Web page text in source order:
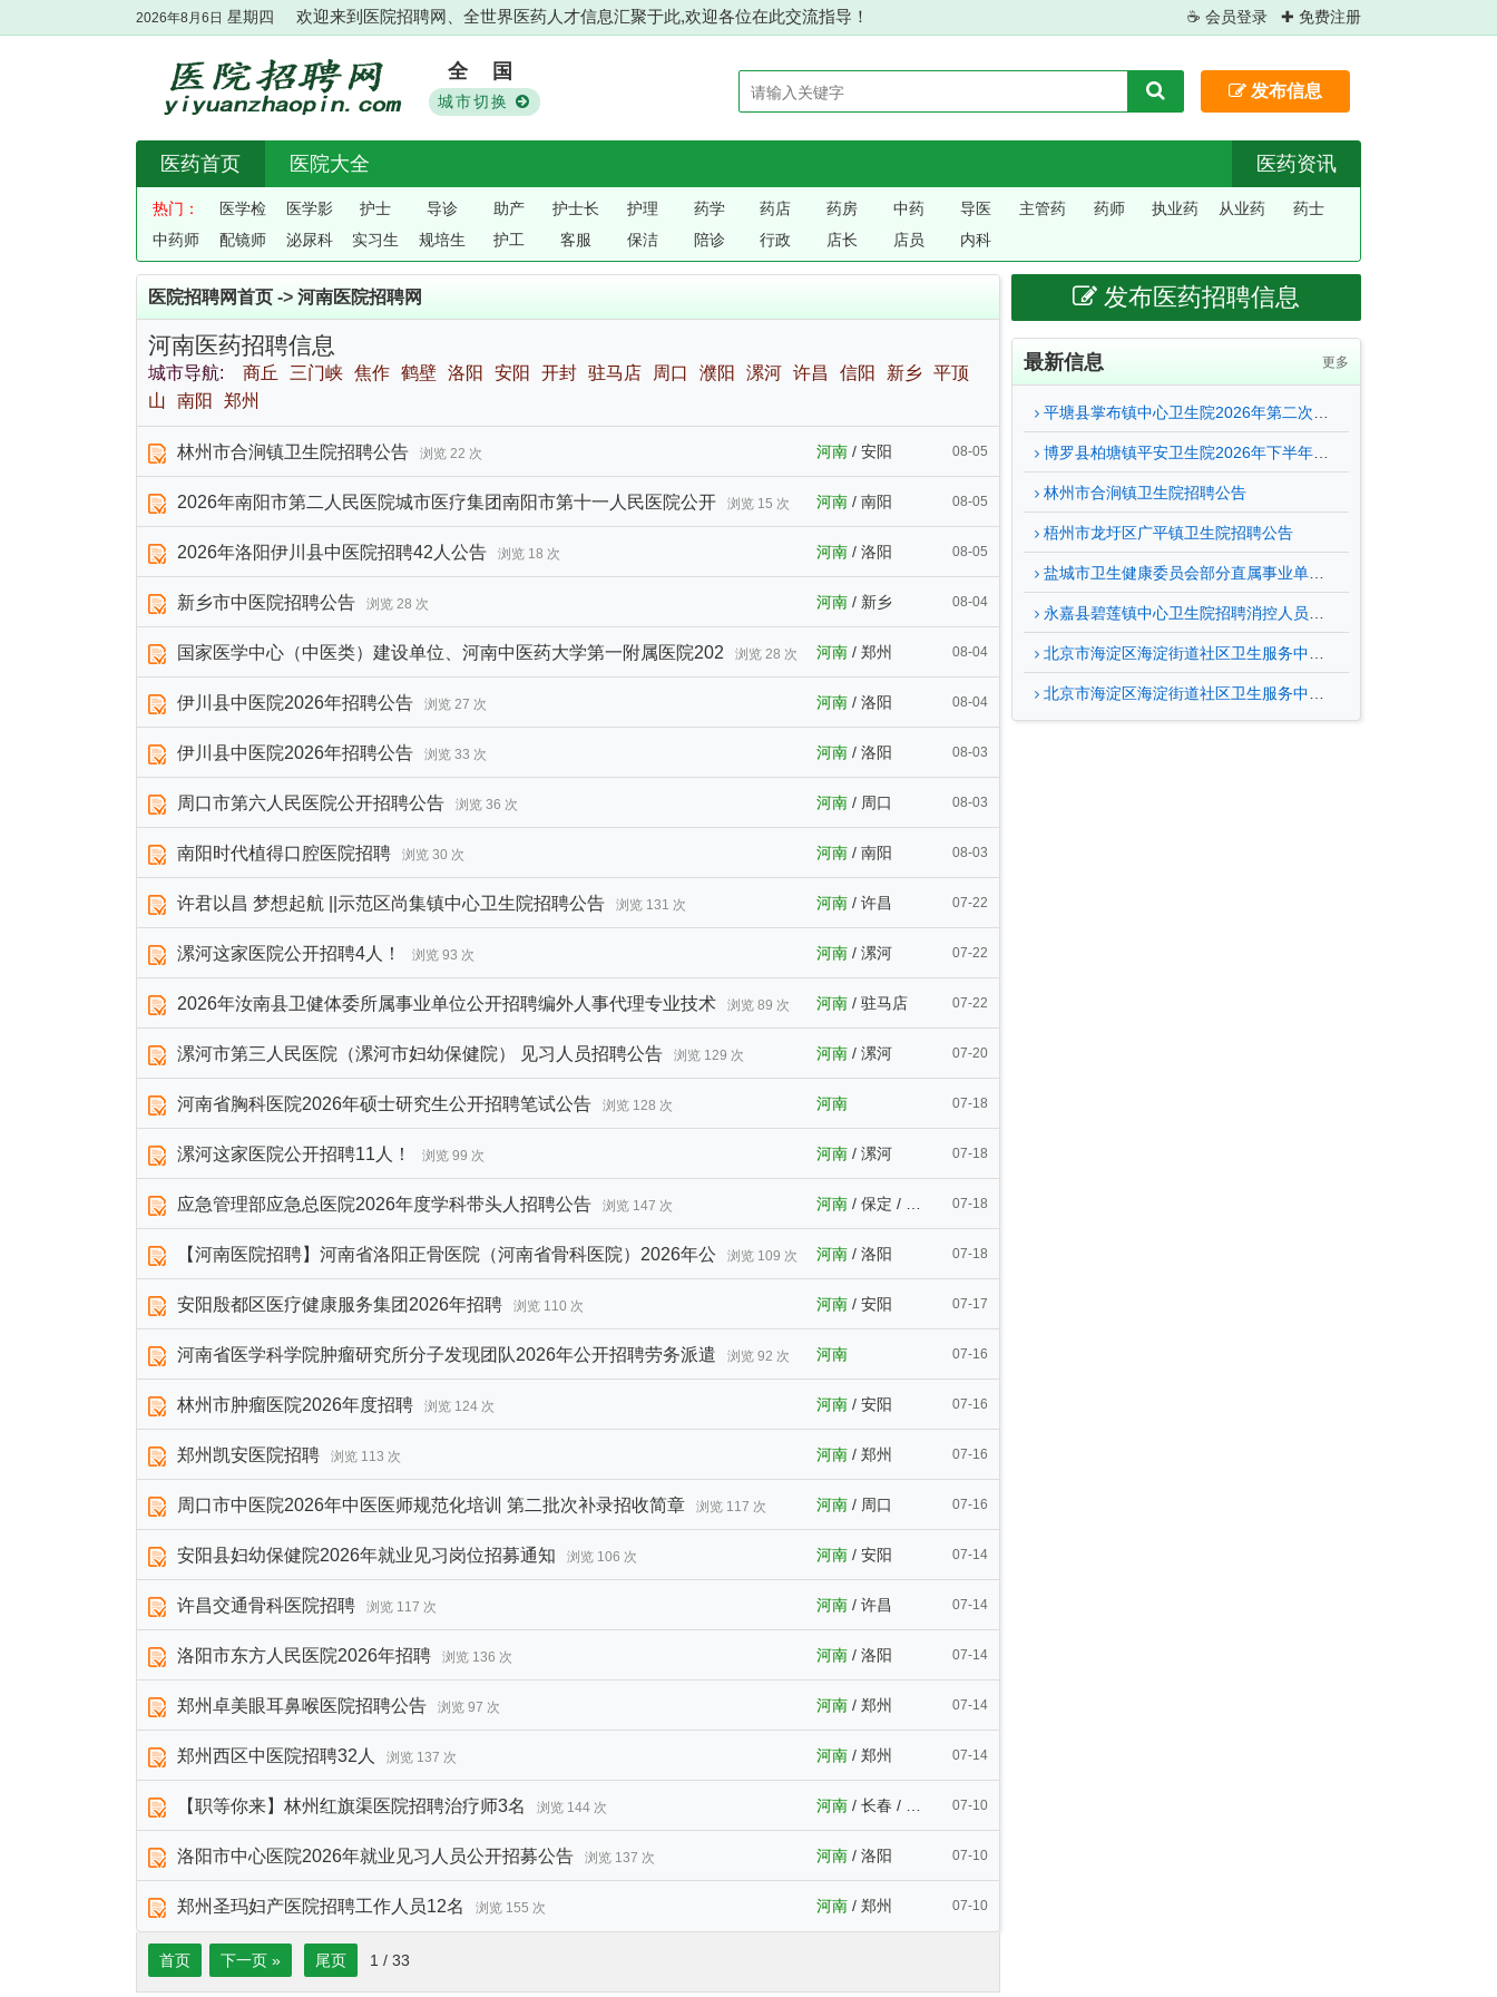
2026年8月6日 星期四 欢迎来到医院招聘网、全世界医药人才信息汇聚于此,欢迎各位在此交流指导！ ☕ 会员登录 ✚ 免费注册
全 国
城市切换
发布信息
医药首页 医院大全 医药资讯
热门：
医学检
验
医学影
像
护士 导诊 助产 护士长 护理 药学 药店 药房 中药 导医
主管药
药师
执业药
从业药
药士
中药师
配镜师 泌尿科 实习生 规培生 护工 客服 保洁 陪诊 行政 店长 店员 内科
医院招聘网首页 -> 河南医院招聘网
河南医药招聘信息
城市导航: 商丘 三门峡 焦作 鹤壁 洛阳 安阳 开封 驻马店 周口 濮阳 漯河 许昌 信阳 新乡 平顶
山
南阳 郑州
林州市合涧镇卫生院招聘公告 浏览 22 次 河南 /安阳 08-05
2026年南阳市第二人民医院城市医疗集团南阳市第十一人民医院公开 浏览 15 次 河南 /南阳 08-05
2026年洛阳伊川县中医院招聘42人公告 浏览 18 次 河南 /洛阳 08-05
新乡市中医院招聘公告 浏览 28 次 河南 / 新乡 08-04
国家医学中心（中医类）建设单位、河南中医药大学第一附属医院202 浏览 28 次 河南 /郑州 08-04
伊川县中医院2026年招聘公告 浏览 27 次 河南 /洛阳 08-04
伊川县中医院2026年招聘公告 浏览 33 次 河南 /洛阳 08-03
周口市第六人民医院公开招聘公告 浏览 36 次 河南 / 周口 08-03
南阳时代植得口腔医院招聘 浏览 30 次 河南 /南阳 08-03
许君以昌 梦想起航 ||示范区尚集镇中心卫生院招聘公告 浏览 131 次 河南 /许昌 07-22
漯河这家医院公开招聘4人！ 浏览 93 次 河南 /漯河 07-22
2026年汝南县卫健体委所属事业单位公开招聘编外人事代理专业技术 浏览 89 次 河南 /驻马店 07-22
漯河市第三人民医院（漯河市妇幼保健院） 见习人员招聘公告 浏览 129 次 河南 /漯河 07-20
河南省胸科医院2026年硕士研究生公开招聘笔试公告 浏览 128 次 河南 07-18
漯河这家医院公开招聘11人！ 浏览 99 次 河南 /漯河 07-18
应急管理部应急总医院2026年度学科带头人招聘公告 浏览 147 次 河南 /保定 / 07-18
【河南医院招聘】河南省洛阳正骨医院（河南省骨科医院）2026年公 浏览 109 次 河南 /洛阳 07-18
安阳殷都区医疗健康服务集团2026年招聘 浏览 110 次 河南 /安阳 07-17
河南省医学科学院肿瘤研究所分子发现团队2026年公开招聘劳务派遣 浏览 92 次 河南 07-16
林州市肿瘤医院2026年度招聘 浏览 124 次 河南 /安阳 07-16
郑州凯安医院招聘 浏览 113 次 河南 /郑州 07-16
周口市中医院2026年中医医师规范化培训 第二批次补录招收简章 浏览 117 次 河南 / 周口 07-16
安阳县妇幼保健院2026年就业见习岗位招募通知 浏览 106 次 河南 /安阳 07-14
许昌交通骨科医院招聘 浏览 117 次 河南 /许昌 07-14
洛阳市东方人民医院2026年招聘 浏览 136 次 河南 /洛阳 07-14
郑州卓美眼耳鼻喉医院招聘公告 浏览 97 次 河南 /郑州 07-14
郑州西区中医院招聘32人 浏览 137 次 河南 /郑州 07-14
【职等你来】林州红旗渠医院招聘治疗师3名 浏览 144 次 河南 /长春 / 07-10
洛阳市中心医院2026年就业见习人员公开招募公告 浏览 137 次 河南 /洛阳 07-10
郑州圣玛妇产医院招聘工作人员12名 浏览 155 次 河南 /郑州 07-10
首页 下一页 » 尾页 1 / 33
发布医药招聘信息
更多
最新信息
平塘县掌布镇中心卫生院2026年第二次面向社会公开招聘编外人员的公告
博罗县柏塘镇平安卫生院2026年下半年公开招聘编外工作人员公告
林州市合涧镇卫生院招聘公告
梧州市龙圩区广平镇卫生院招聘公告
盐城市卫生健康委员会部分直属事业单位2026年面向博士研究生招聘公告
永嘉县碧莲镇中心卫生院招聘消控人员公告
北京市海淀区海淀街道社区卫生服务中心招聘公告（三）
北京市海淀区海淀街道社区卫生服务中心招聘公告（三）